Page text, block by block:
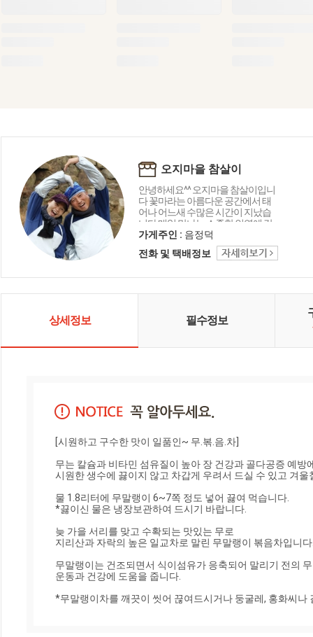
오지마을 참살이
안녕하세요^^ 오지마을 참살이입니
다 꽃마라는 아름다운 공간에서 태
어나 어느새 수많은 시간이 지났습
니다 매일 만나는 소중한 인연에 감
사드리며 오늘도 좋은 상품 감사의
마음을 담아 행복 미소로 전해드립
니다 함께해 주셔서 고맙습니다 ^_^
가게주인 : 음정덕
전화 및 택배정보
상세정보 필수정보
[시원하고 구수한 맛이 일품인~ 무.볶.음.차]
무는 칼슘과 비타민 섬유질이 높아 장 건강과 골다공증 예방
시원한 생수에 끓이지 않고 차갑게 우려서 드실 수 있고 겨
물 1.8리터에 무말랭이 6~7쪽 정도 넣어 끓여 먹습니다.
*끓이신 물은 냉장보관하여 드시기 바랍니다.
늦 가을 서리를 맞고 수확되는 맛있는 무로
지리산과 자락의 높은 일교차로 말린 무말랭이 볶음차입니
무말랭이는 건조되면서 식이섬유가 응축되어 말리기 전의
운동과 건강에 도움을 줍니다.
*무말랭이차를 깨끗이 씻어 끊여드시거나 둥굴레, 홍화씨나